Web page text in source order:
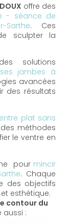
offre des
- séance de
. Ces
sculpter la
solutions
jambes à
avancées
des résultats
plat sans
méthodes
le ventre en
pour mincir
. Chaque
des objectifs
esthétique.
contour du
: